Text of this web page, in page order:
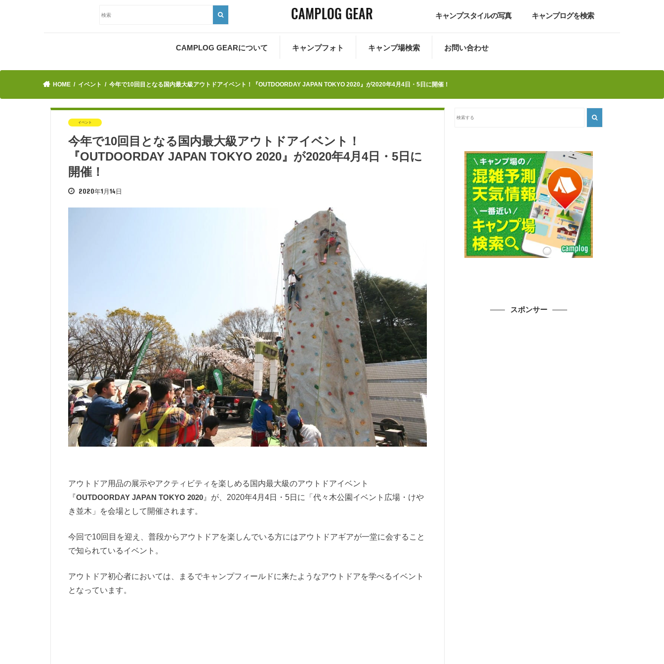
キャンプスタイルの写真 キャンプログを検索
CAMPLOG GEARについて キャンプフォト キャンプ場検索 お問い合わせ
HOME イベント 今年で10回目となる国内最大級アウトドアイベント！『OUTDOORDAY JAPAN TOKYO 2020』が2020年4月4日・5日に開催！
イベント
今年で10回目となる国内最大級アウトドアイベント！
『OUTDOORDAY JAPAN TOKYO 2020』が2020年4月4日・5日に
開催！
2020年1月14日
アウトドア用品の展示やアクティビティを楽しめる国内最大級のアウトドアイベント
『OUTDOORDAY JAPAN TOKYO 2020 』が、2020年4月4日・5日に「代々木公園イベント広場・けや
き並木」を会場として開催されます。
今回で10回目を迎え、普段からアウトドアを楽しんでいる方にはアウトドアギアが一堂に会すること
で知られているイベント。
アウトドア初心者においては、まるでキャンプフィールドに来たようなアウトドアを学べるイベント
となっています。
スポンサー